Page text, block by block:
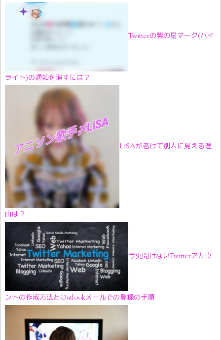
Twitterの紫の星マーク(ハイ
ライト)の通知を消すには？
LiSAが老けて別人に見える理
由は？
今更聞けないTwitterアカウ
ントの作成方法とOutlookメールでの登録の手順